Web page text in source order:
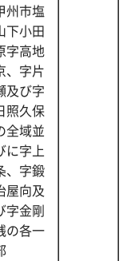
州市塩
下小田
字高地
、字片
及び字
照久保
全域並
に字上
、字鍛
屋向及
字金剛
の各一